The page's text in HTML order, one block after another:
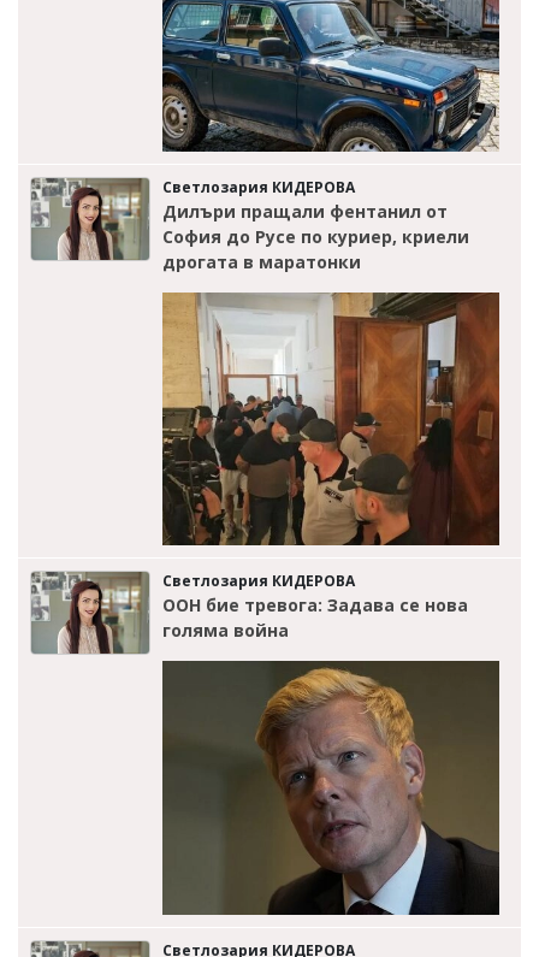
Светлозария КИДЕРОВА
Дилъри пращали фентанил от
София до Русе по куриер, криели
дрогата в маратонки
Светлозария КИДЕРОВА
ООН бие тревога: Задава се нова
голяма война
Светлозария КИДЕРОВА